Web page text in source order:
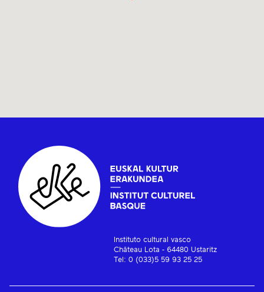
Instituto cultural vasco
Château Lota - 64480 Ustaritz
Tel: 0 (033)5 59 93 25 25